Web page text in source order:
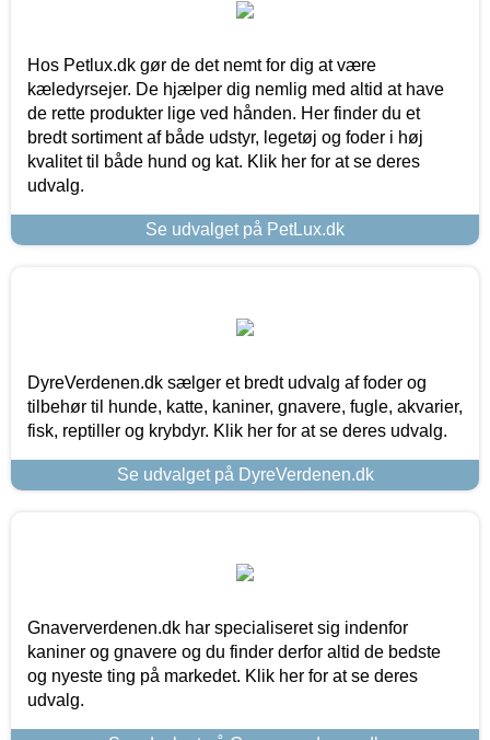
Hos Petlux.dk gør de det nemt for dig at være
kæledyrsejer. De hjælper dig nemlig med altid at have
de rette produkter lige ved hånden. Her finder du et
bredt sortiment af både udstyr, legetøj og foder i høj
kvalitet til både hund og kat. Klik her for at se deres
udvalg.
Se udvalget på PetLux.dk
DyreVerdenen.dk sælger et bredt udvalg af foder og
tilbehør til hunde, katte, kaniner, gnavere, fugle, akvarier,
fisk, reptiller og krybdyr. Klik her for at se deres udvalg.
Se udvalget på DyreVerdenen.dk
Gnaververdenen.dk har specialiseret sig indenfor
kaniner og gnavere og du finder derfor altid de bedste
og nyeste ting på markedet. Klik her for at se deres
udvalg.